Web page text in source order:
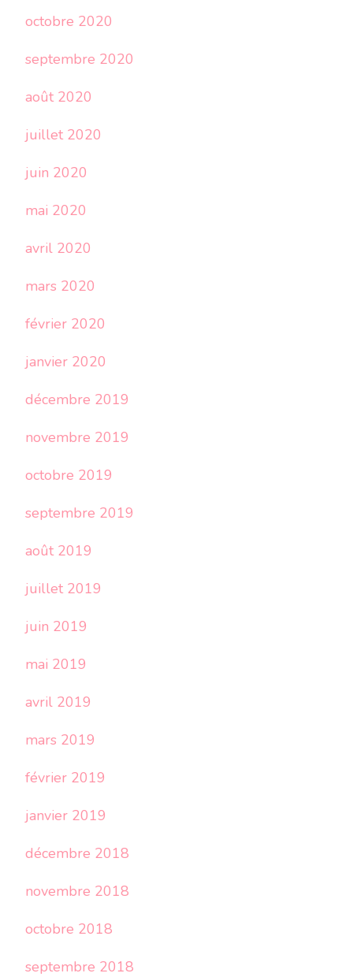
octobre 2020
septembre 2020
août 2020
juillet 2020
juin 2020
mai 2020
avril 2020
mars 2020
février 2020
janvier 2020
décembre 2019
novembre 2019
octobre 2019
septembre 2019
août 2019
juillet 2019
juin 2019
mai 2019
avril 2019
mars 2019
février 2019
janvier 2019
décembre 2018
novembre 2018
octobre 2018
septembre 2018